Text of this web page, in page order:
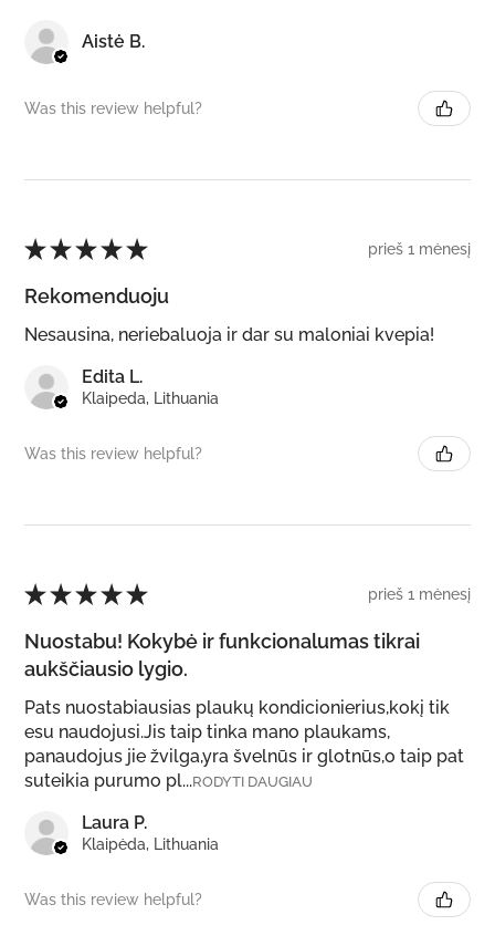
Aistė B.
Was this review helpful?
★ ★ ★ ★ ★ prieš 1 mėnesį
Rekomenduoju
Nesausina, neriebaluoja ir dar su maloniai kvepia!
Edita L.
Klaipeda, Lithuania
Was this review helpful?
★ ★ ★ ★ ★ prieš 1 mėnesį
Nuostabu! Kokybė ir funkcionalumas tikrai
aukščiausio lygio.
Pats nuostabiausias plaukų kondicionierius,kokį tik
esu naudojusi.Jis taip tinka mano plaukams,
panaudojus jie žvilga,yra švelnūs ir glotnūs,o taip pat
suteikia purumo pl...RODYTI DAUGIAU
Laura P.
Klaipėda, Lithuania
Was this review helpful?